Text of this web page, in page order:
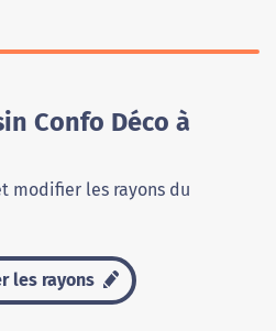
Confo Déco à
modifier les rayons du
les rayons